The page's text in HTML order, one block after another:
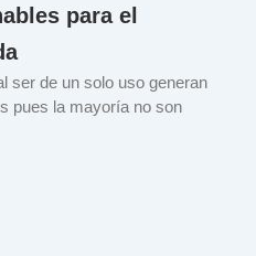
para el
ser de un solo uso generan
pues la mayoría no son